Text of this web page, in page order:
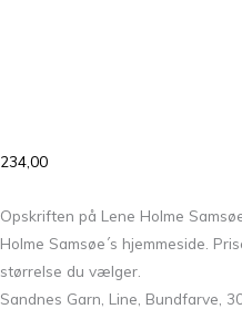
234,00
Opskriften på Lene Holme
Holme Samsøe´s hjemmeside.
størrelse du vælger.
Sandnes Garn, Line, Bundfarve,